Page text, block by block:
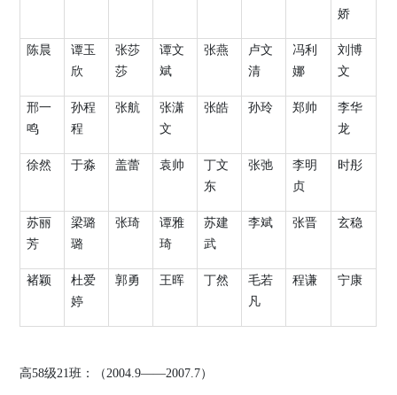
娇
陈晨
谭玉
欣
张莎
莎
谭文
斌
张燕
卢文
清
冯利
娜
刘博
文
邢一
鸣
孙程
程
张航
张潇
文
张皓 孙玲 郑帅
李华
龙
徐然 于淼 盖蕾 袁帅
丁文
东
张弛
李明
贞
时彤
苏丽
芳
梁璐
璐
张琦
谭雅
琦
苏建
武
李斌 张晋 玄稳
褚颖
杜爱
婷
郭勇 王晖 丁然
毛若
凡
程谦 宁康
高58级21班：（2004.9——2007.7）